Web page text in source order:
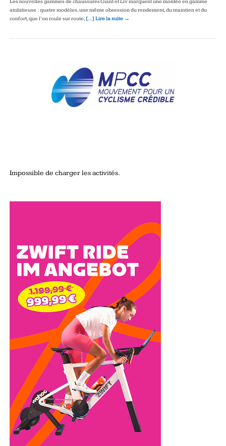
Les nouvelles gammes de chaussures Giant et Liv marquent une montée en gamme
ambitieuse : quatre modèles, une même obsession du rendement, du maintien et du
confort, que l’on roule sur route, […] Lire la suite →
Impossible de charger les activités.